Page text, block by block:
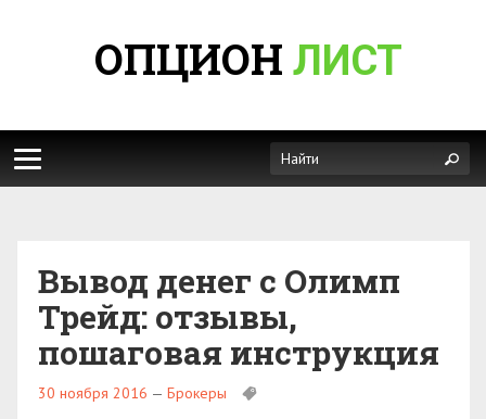
ОПЦИОН ЛИСТ
Вывод денег с Олимп
Трейд: отзывы,
пошаговая инструкция
30 ноября 2016 — Брокеры